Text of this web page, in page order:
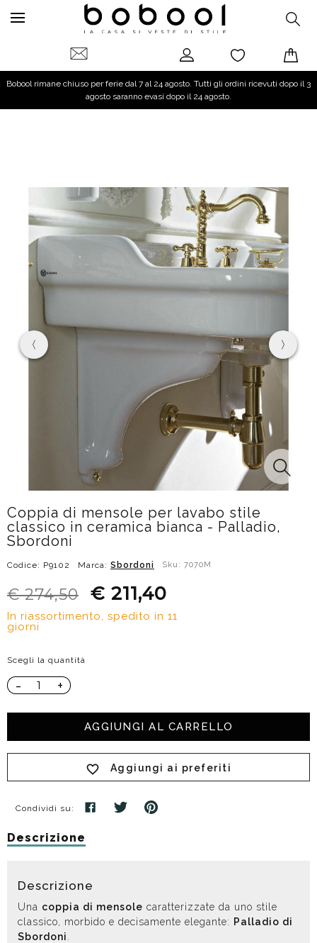
Bobool rimane chiuso per ferie dal 7 al 24 agosto. Tutti gli ordini ricevuti dopo il 3
agosto saranno evasi dopo il 24 agosto.
Coppia di mensole per lavabo stile
classico in ceramica bianca - Palladio,
Sbordoni
Codice: P9102 Marca: Sbordoni Sku: 7070M
€ 274,50 € 211,40
In riassortimento, spedito in 11
giorni
Scegli la quantità
- +
AGGIUNGI AL CARRELLO
Aggiungi ai preferiti
Condividi su:
Descrizione
Descrizione
Una coppia di mensole caratterizzate da uno stile
classico, morbido e decisamente elegante: Palladio di
Sbordoni